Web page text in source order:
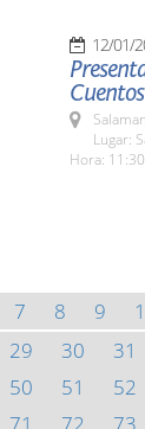
12/01/
Lugar:
Hora:
7 8 9
29 30 31
50 51 52